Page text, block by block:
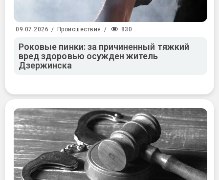
09.07.2026 / Происшествия / 830
Роковые пинки: за причиненный тяжкий
вред здоровью осужден житель
Дзержинска